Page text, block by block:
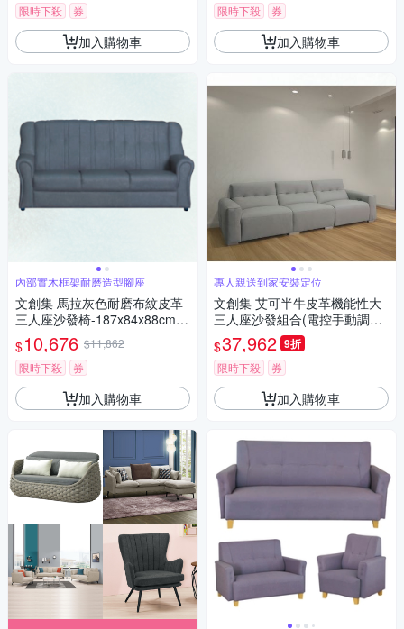
限時下殺
券
加入購物車
內部實木框架耐磨造型腳座
文創集 馬拉灰色耐磨布紋皮革
三人座沙發椅-187x84x88cm免
組
$10,676 $11,862
限時下殺
券
加入購物車
限時下殺 券
加入購物車
專人親送到家安裝定位
文創集 艾可半牛皮革機能性大
三人座沙發組合(電控手動調整
坐墊功能)-297x100x88cm免組
$37,962 9折
限時下殺 券
加入購物車